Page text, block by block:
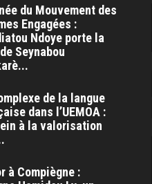
du Mouvement des
Engagées :
Ndoye porte la
Seynabou
de la langue
dans l’UEMOA :
à la valorisation
à Compiègne :